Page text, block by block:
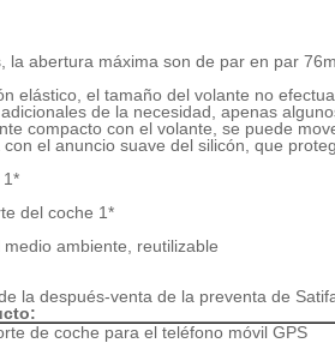
la abertura máxima son de par en par
elástico, el tamaño del volante no
de la necesidad, apenas
compacto con el volante, se puede
el anuncio suave del silicón, que
1*
del coche 1*
ambiente, reutilizable
la después-venta de la preventa de
de coche para el teléfono móvil GPS